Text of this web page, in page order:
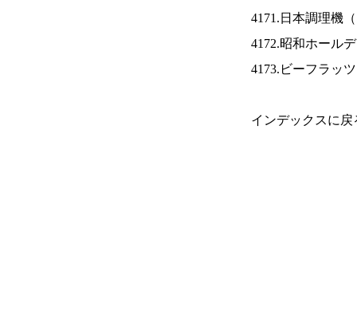
4171.日本調理機（
4172.昭和ホール
4173.ビーフラッ
インデックスに戻